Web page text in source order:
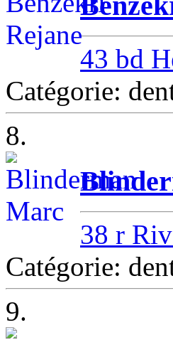
43 bd
Catégorie:
8.
38 r
Catégorie:
9.